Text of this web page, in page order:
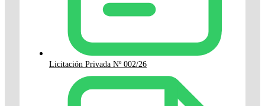
Licitación Privada Nº 002/26